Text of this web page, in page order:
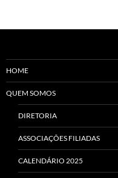
HOME
QUEM SOMOS
DIRETORIA
ASSOCIAÇÕES FILIADAS
CALENDÁRIO 2025